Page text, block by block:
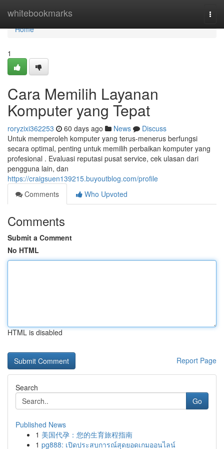
whitebookmarks
Home
Home
1
Cara Memilih Layanan
Komputer yang Tepat
roryzixi362253 60 days ago News
Discuss
Untuk memperoleh komputer yang terus-menerus berfungsi
secara optimal, penting untuk memilih perbaikan komputer yang
profesional . Evaluasi reputasi pusat service, cek ulasan dari
pengguna lain, dan
https://craigsuen139215.buyoutblog.com/profile
Comments
Who Upvoted
Comments
Submit a Comment
No HTML
HTML is disabled
Report Page
Search
Go
Published News
1 美国代孕：您的生育旅程指南
1 pg888: เปิดประสบการณ์สุดยอดเกมออนไลน์